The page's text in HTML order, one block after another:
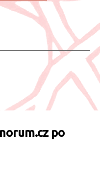
Poluce?“
po